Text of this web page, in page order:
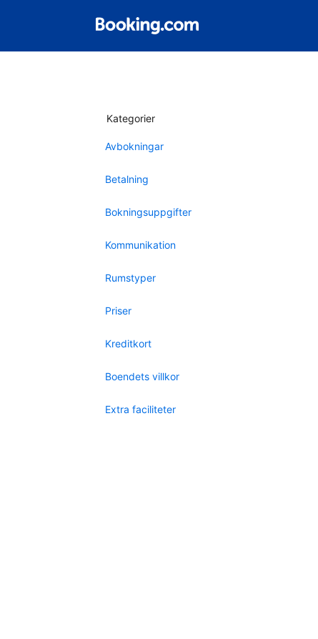
Kategorier
Avbokningar
Betalning
Bokningsuppgifter
Kommunikation
Rumstyper
Priser
Kreditkort
Boendets villkor
Extra faciliteter